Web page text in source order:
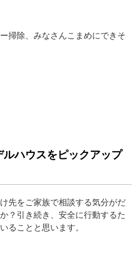
掃除、みなさんこまめにできそ
ハウスをピックアップ
先をご家族で相談する気分がだ
？引き続き、安全に行動するた
ることと思います。